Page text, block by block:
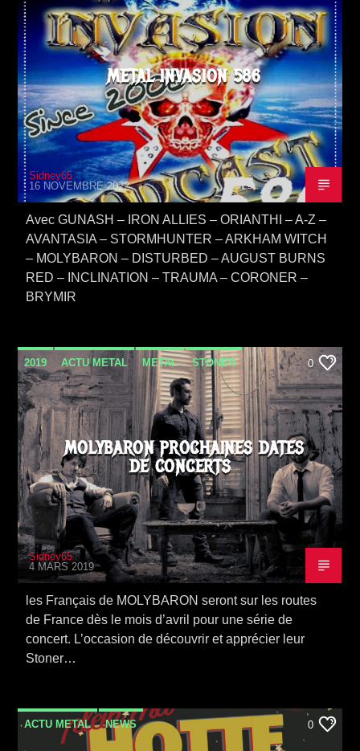
METAL INVASION 586
Sidney65
16 NOVEMBRE 2022
Avec GUNASH – IRON ALLIES – ORIANTHI – A-Z –
AVANTASIA – STORMHUNTER – ARKHAM WITCH
– MOLYBARON – DISTURBED – AUGUST BURNS
RED – INCLINATION – TRAUMA – CORONER –
BRYMIR
2019 ACTU METAL METAL STONER
TOURNÉE
0
MOLYBARON PROCHAINES DATES
DE CONCERTS
Sidney65
4 MARS 2019
les Français de MOLYBARON seront sur les routes
de France dès le mois d’avril pour une série de
concert. L’occasion de découvrir et apprécier leur
Stoner…
ACTU METAL NEWS 0